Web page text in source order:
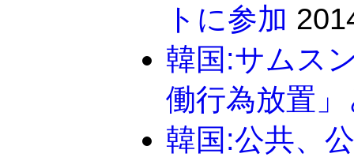
トに参加
韓国:サムス
働行為放置
韓国:公共、